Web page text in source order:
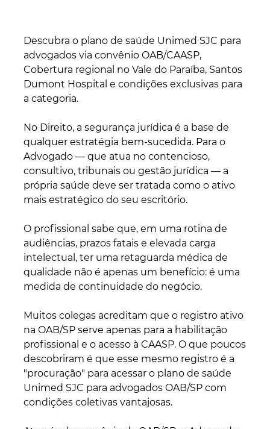
Descubra o plano de saúde Unimed SJC para
advogados via convênio OAB/CAASP,
Cobertura regional no Vale do Paraíba, Santos
Dumont Hospital e condições exclusivas para
a categoria.
No Direito, a segurança jurídica é a base de
qualquer estratégia bem-sucedida. Para o
Advogado — que atua no contencioso,
consultivo, tribunais ou gestão jurídica — a
própria saúde deve ser tratada como o ativo
mais estratégico do seu escritório.
O profissional sabe que, em uma rotina de
audiências, prazos fatais e elevada carga
intelectual, ter uma retaguarda médica de
qualidade não é apenas um benefício: é uma
medida de continuidade do negócio.
Muitos colegas acreditam que o registro ativo
na OAB/SP serve apenas para a habilitação
profissional e o acesso à CAASP. O que poucos
descobriram é que esse mesmo registro é a
"procuração" para acessar o plano de saúde
Unimed SJC para advogados OAB/SP com
condições coletivas vantajosas.